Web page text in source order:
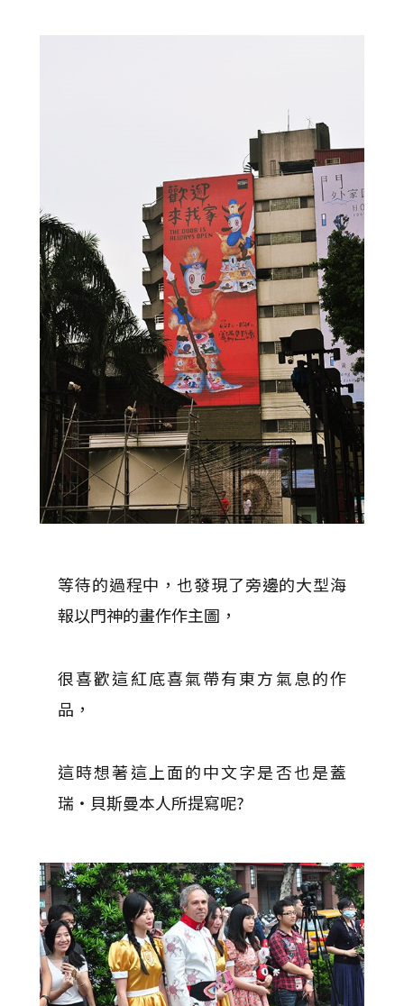
等待的過程中，也發現了旁邊的大型海
報以門神的畫作作主圖，
很喜歡這紅底喜氣帶有東方氣息的作
品，
這時想著這上面的中文字是否也是蓋
瑞‧貝斯曼本人所提寫呢?